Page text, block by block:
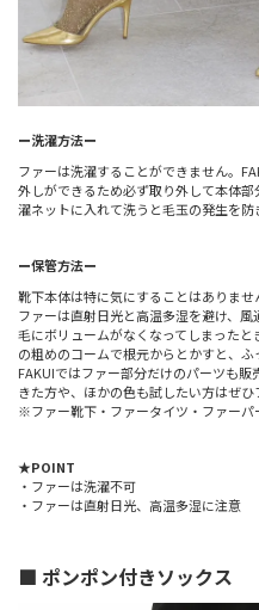
ー洗濯方法ー
ファーは洗濯することができません。
外しができるため必ず取り外して本体
濯ネットに入れて洗うと毛玉の発生を防
ー保管方法ー
靴下本体は特に気にすることはありませ
ファーは直射日光と高温多湿を避け、風
毛にボリュームがなくなってしまった
の粗めのコームで根元からとかすと、ふ
FAKUIではファー部分だけのパーツも
きた方や、ほかの色も試したい方はぜ
※ファー靴下・ファータイツ・ファーパ
★POINT
・ファーは洗濯不可
・ファーは直射日光、高温多湿に注意
■ ポンポン付きソックス